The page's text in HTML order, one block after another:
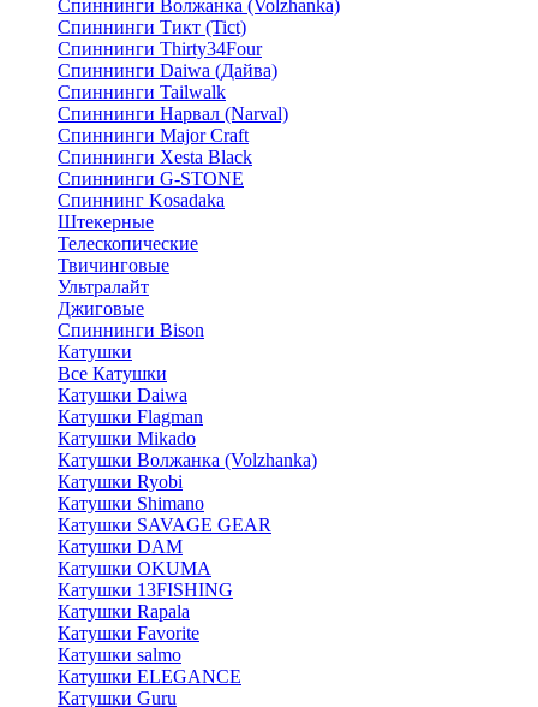
Спиннинги Волжанка (Volzhanka)
Спиннинги Тикт (Tict)
Спиннинги Thirty34Four
Спиннинги Daiwa (Дайва)
Спиннинги Tailwalk
Спиннинги Нарвал (Narval)
Спиннинги Major Craft
Спиннинги Xesta Black
Спиннинги G-STONE
Спиннинг Kosadaka
Штекерные
Телескопические
Твичинговые
Ультралайт
Джиговые
Спиннинги Bison
Катушки
Все Катушки
Катушки Daiwa
Катушки Flagman
Катушки Mikado
Катушки Волжанка (Volzhanka)
Катушки Ryobi
Катушки Shimano
Катушки SAVAGE GEAR
Катушки DAM
Катушки OKUMA
Катушки 13FISHING
Катушки Rapala
Катушки Favorite
Катушки salmo
Катушки ELEGANCE
Катушки Guru